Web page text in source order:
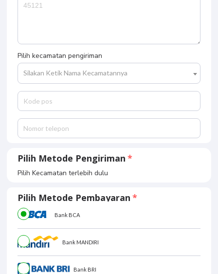
Pilih kecamatan pengiriman
Silakan Ketik Nama Kecamatannya
Pilih Metode Pengiriman
Pilih Kecamatan terlebih dulu
Pilih Metode Pembayaran
Bank BCA
Bank MANDIRI
Bank BRI